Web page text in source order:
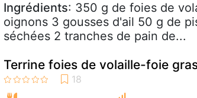
Ingrédients: 350 g de foies de
oignons 3 gousses d'ail 50 g de
séchées 2 tranches de pain de...
Terrine foies de volaille-foie